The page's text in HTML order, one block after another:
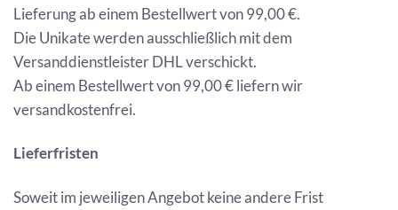
Lieferung ab einem Bestellwert von 99,00 €.
Die Unikate werden ausschließlich mit dem
Versanddienstleister DHL verschickt.
Ab einem Bestellwert von 99,00 € liefern wir
versandkostenfrei.
Lieferfristen
Soweit im jeweiligen Angebot keine andere Frist